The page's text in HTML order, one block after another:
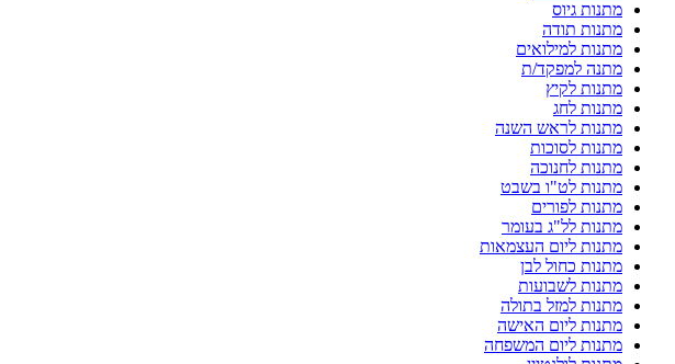
מתנות גיוס
מתנות תודה
מתנות למילואים
מתנה למפקד/ת
מתנות לקיץ
מתנות לחג
מתנות לראש השנה
מתנות לסוכות
מתנות לחנוכה
מתנות לט"ו בשבט
מתנות לפורים
מתנות לל"ג בעומר
מתנות ליום העצמאות
מתנות כחול לבן
מתנות לשבועות
מתנות למזל בתולה
מתנות ליום האישה
מתנות ליום המשפחה